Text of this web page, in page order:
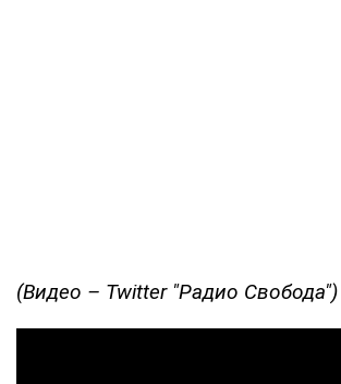
(Видео – Twitter "Радио Свобода")